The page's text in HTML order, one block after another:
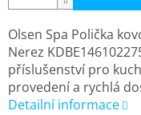
Olsen Spa Polička
Nerez
příslušenství pro
provedení a rychlá
Detailní informace